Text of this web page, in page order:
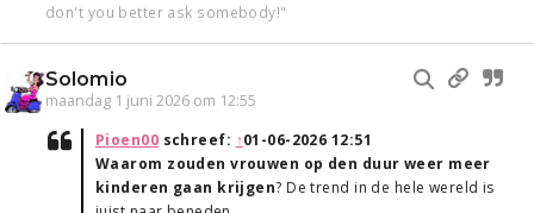
don't you better ask somebody!"
Solomio
maandag 1 juni 2026 om 12:55
Pioen00 schreef: ↑01-06-2026 12:51
Waarom zouden vrouwen op den duur weer meer
kinderen gaan krijgen? De trend in de hele wereld is